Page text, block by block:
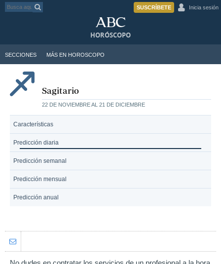
SUSCRÍBETE Inicia sesión
SECCIONES MÁS EN HOROSCOPO
HORÓSCOPO
Sagitario
22 DE NOVIEMBRE AL 21 DE DICIEMBRE
Características
Predicción diaria
Predicción semanal
Predicción mensual
Predicción anual